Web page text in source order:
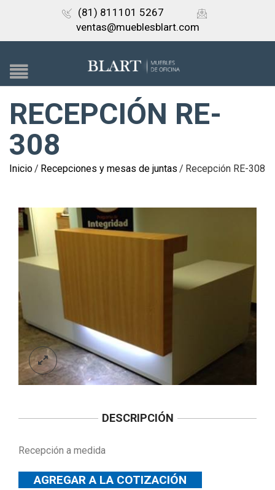
(81) 811101 5267
ventas@mueblesblart.com
RECEPCIÓN RE-
308
Inicio/ Recepciones y mesas de juntas / Recepción RE-308
DESCRIPCIÓN
Recepción a medida
AGREGAR A LA COTIZACIÓN